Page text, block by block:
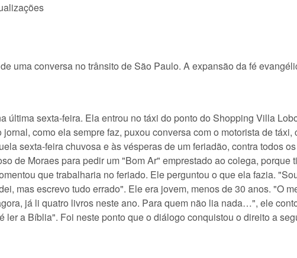
uma conversa no trânsito de São Paulo. A expansão da fé
última sexta-feira. Ela entrou no táxi do ponto do Shopping Villa
como ela sempre faz, puxou conversa com o motorista de táxi,
sexta-feira chuvosa e às vésperas de um feriadão, contra todos
de Moraes para pedir um "Bom Ar" emprestado ao colega, porque
que trabalharia no feriado. Ele perguntou o que ela fazia.
mas escrevo tudo errado". Ele era jovem, menos de 30 anos. "O
já li quatro livros neste ano. Para quem não lia nada…", ele
a Bíblia". Foi neste ponto que o diálogo conquistou o direito a